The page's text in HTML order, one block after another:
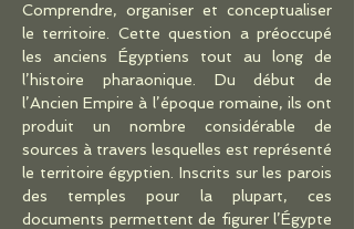
Comprendre, organiser et conceptualiser
le territoire. Cette question a préoccupé
les anciens Égyptiens tout au long de
l’histoire pharaonique. Du début de
l’Ancien Empire à l’époque romaine, ils ont
produit un nombre considérable de
sources à travers lesquelles est représenté
le territoire égyptien. Inscrits sur les parois
des temples pour la plupart, ces
documents permettent de figurer l’Égypte